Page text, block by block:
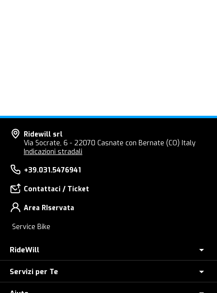
Ridewill srl
Via Socrate, 6 - 22070 Casnate con Bernate (CO) Italy
Indicazioni stradali
+39.031.5476941
Contattaci / Ticket
Area RIservata
Service Bike
RideWill
Chi Siamo
Dove siamo
Servizi per Te